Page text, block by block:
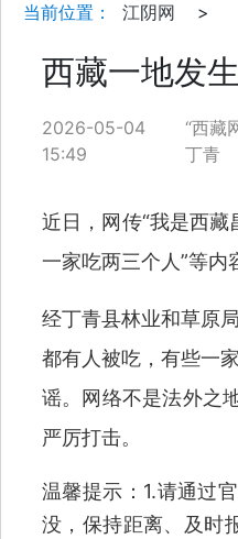
当前位置： 江阴网 >
西藏一地发
2026-05-04
15:49
“西藏
丁青
近日，网传“我是西
一家吃两三个人”等内
经丁青县林业和草原
都有人被吃，有些一
谣。网络不是法外之
严厉打击。
温馨提示：1.请通过
没，保持距离、及时